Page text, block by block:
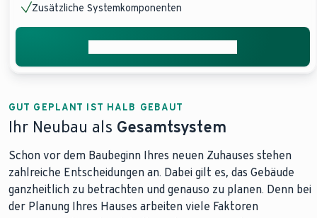
Zusätzliche Systemkomponenten
GUT GEPLANT IST HALB GEBAUT
Ihr Neubau als Gesamtsystem
Schon vor dem Baubeginn Ihres neuen Zuhauses stehen
zahlreiche Entscheidungen an. Dabei gilt es, das Gebäude
ganzheitlich zu betrachten und genauso zu planen. Denn bei
der Planung Ihres Hauses arbeiten viele Faktoren